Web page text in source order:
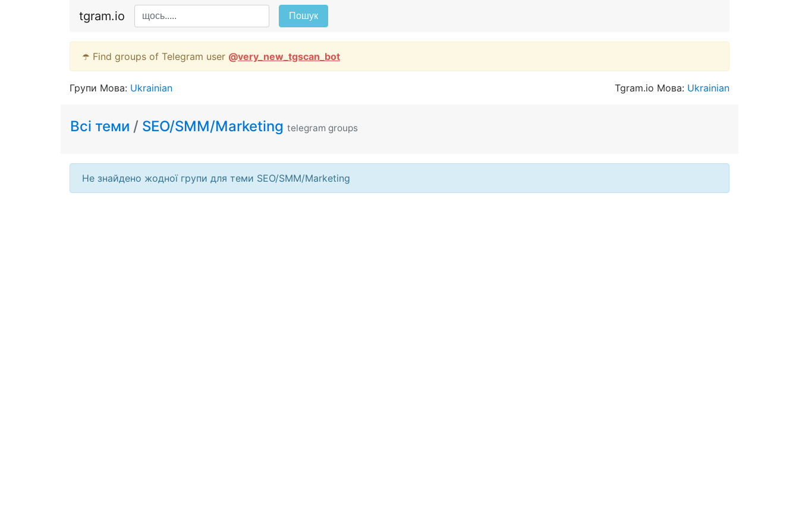
tgram.io Пошук
☂️ Find groups of Telegram user @very_new_tgscan_bot
Групи Мова: Ukrainian Tgram.io Мова: Ukrainian
Всі теми / SEO/SMM/Marketing telegram groups
Не знайдено жодної групи для теми SEO/SMM/Marketing